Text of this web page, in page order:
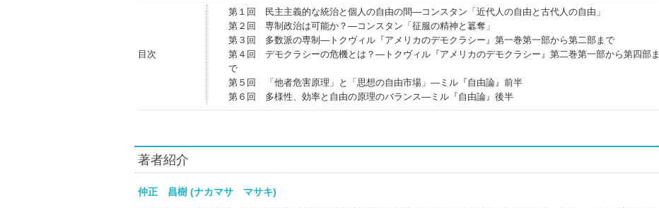
目次
第１回 民主主義的な統治と個人の自由の間―コンスタン「近代人の自由と古代人の自由」
第２回 専制政治は可能か？―コンスタン「征服の精神と簒奪」
第３回 多数派の専制―トクヴィル『アメリカのデモクラシー』第一巻第一部から第二部まで
第４回 デモクラシーの危機とは？―トクヴィル『アメリカのデモクラシー』第二巻第一部から第四部ま
で
第５回 「他者危害原理」と「思想の自由市場」―ミル『自由論』前半
第６回 多様性、効率と自由の原理のバランス―ミル『自由論』後半
著者紹介
仲正 昌樹 (ナカマサ マサキ)